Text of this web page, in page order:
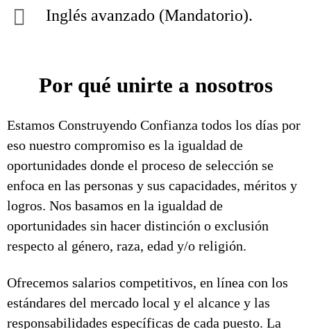
Inglés avanzado (Mandatorio).
Por qué unirte a nosotros
Estamos Construyendo Confianza todos los días por
eso nuestro compromiso es la igualdad de
oportunidades donde el proceso de selección se
enfoca en las personas y sus capacidades, méritos y
logros. Nos basamos en la igualdad de
oportunidades sin hacer distinción o exclusión
respecto al género, raza, edad y/o religión.
Ofrecemos salarios competitivos, en línea con los
estándares del mercado local y el alcance y las
responsabilidades específicas de cada puesto. La